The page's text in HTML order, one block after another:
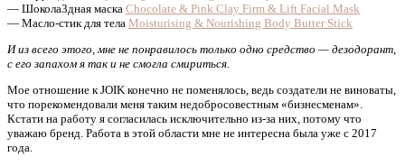
— Шокола3дная маска Chocolate & Pink Clay Firm & Lift Facial Mask
— Масло-стик для тела Moisturising & Nourishing Body Butter Stick
И из всего этого, мне не понравилось только одно средство — дезодорант,
с его запахом я так и не смогла смириться.
Мое отношение к JOIK конечно не поменялось, ведь создатели не виноваты,
что порекомендовали меня таким недобросовестным «бизнесменам».
Кстати на работу я согласилась исключительно из-за них, потому что
уважаю бренд. Работа в этой области мне не интересна была уже с 2017
года.